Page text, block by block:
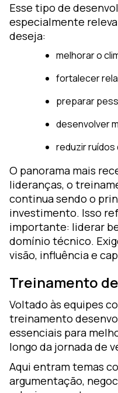
Esse tipo de
especialmente
deseja:
melhorar o
fortalecer
preparar
desenvolver
reduzir ruídos
O panorama mais
lideranças, o
continua sendo o
investimento. Isso
importante: liderar
domínio técnico.
visão, influência e
Treinamento
Voltado às equipes
treinamento
essenciais para
longo da jornada de
Aqui entram temas
argumentação,